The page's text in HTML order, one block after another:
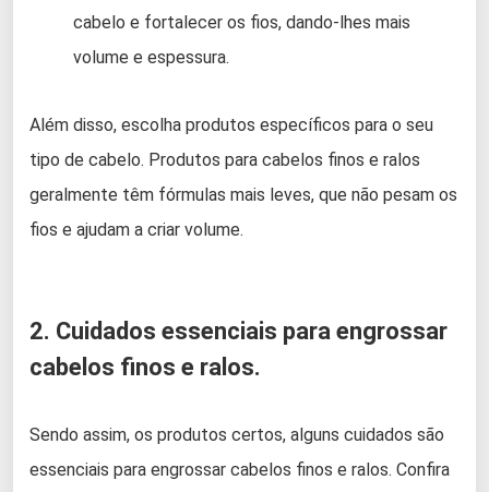
cabelo e fortalecer os fios, dando-lhes mais
volume e espessura.
Além disso, escolha produtos específicos para o seu
tipo de cabelo. Produtos para cabelos finos e ralos
geralmente têm fórmulas mais leves, que não pesam os
fios e ajudam a criar volume.
2. Cuidados essenciais para engrossar
cabelos finos e ralos.
Sendo assim, os produtos certos, alguns cuidados são
essenciais para engrossar cabelos finos e ralos. Confira